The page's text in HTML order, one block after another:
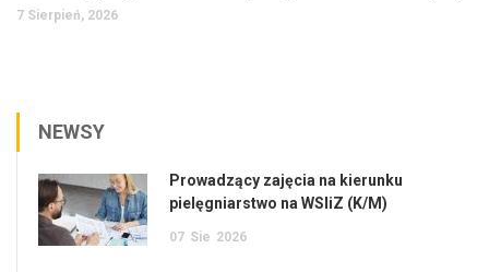
7 Sierpień, 2026
NEWSY
Prowadzący zajęcia na kierunku
pielęgniarstwo na WSIiZ (K/M)
07 Sie 2026